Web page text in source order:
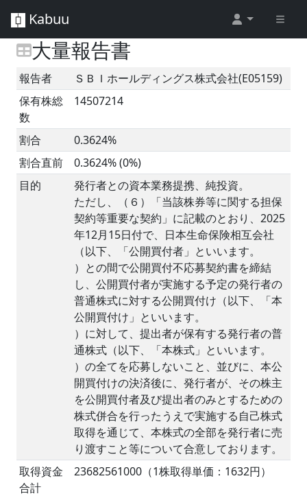
Kabuu
大量報告書
報告者
ＳＢＩホールディングス株式会社(E05159)
保有株総
数
14507214
割合
0.3624%
割合直前
0.3624% (0%)
目的
発行者との資本業務提携、純投資。
ただし、（６）「当該株券等に関する担保
契約等重要な契約」に記載のとおり、2025
年12月15日付で、日本生命保険相互会社
（以下、「公開買付者」といいます。
）との間で公開買付不応募契約書を締結
し、公開買付者が実施する予定の発行者の
普通株式に対する公開買付け（以下、「本
公開買付け」といいます。
）に対して、提出者が保有する発行者の普
通株式（以下、「本株式」といいます。
）の全てを応募しないこと、並びに、本公
開買付けの決済後に、発行者が、その株主
を公開買付者及び提出者のみとするための
株式併合を行ったうえで実施する自己株式
取得を通じて、本株式の全部を発行者に売
り渡すこと等について合意しております。
取得資金
合計
23682561000（1株取得単価：1632円）